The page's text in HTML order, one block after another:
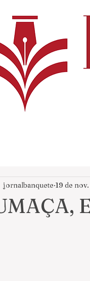
jornalbanquete 19 de